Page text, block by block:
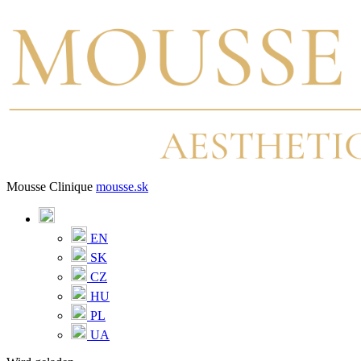
Mousse Clinique mousse.sk
EN
SK
CZ
HU
PL
UA